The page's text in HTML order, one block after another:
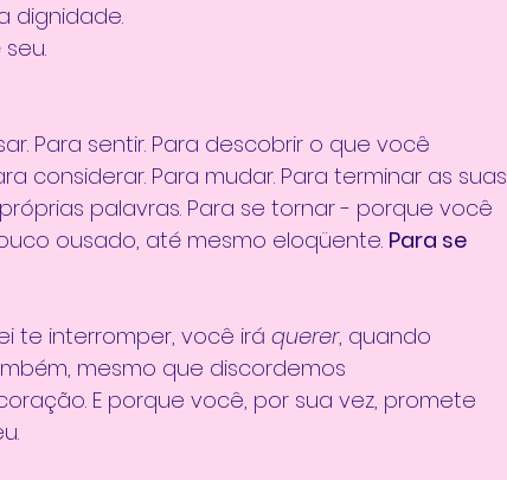
dignidade.
Para sentir. Para descobrir o que você
considerar. Para mudar. Para terminar as suas
palavras. Para se tornar - porque você
ousado, até mesmo eloqüente. Para se
te interromper, você irá querer, quando
mesmo que discordemos
E porque você, por sua vez, promete